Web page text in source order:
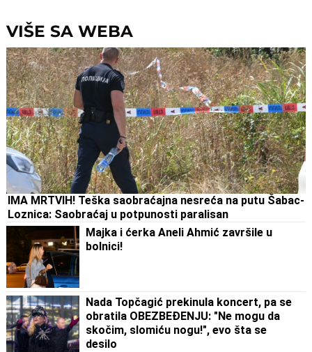
VIŠE SA WEBA
IMA MRTVIH! Teška saobraćajna nesreća na putu Šabac-
Loznica: Saobraćaj u potpunosti paralisan
Majka i ćerka Aneli Ahmić završile u
bolnici!
Nada Topčagić prekinula koncert, pa se
obratila OBEZBEĐENJU: "Ne mogu da
skočim, slomiću nogu!", evo šta se
desilo